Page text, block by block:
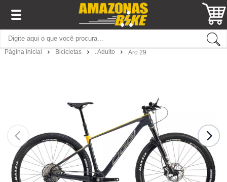
Página Inicial Bicicletas . Adulto Aro 29